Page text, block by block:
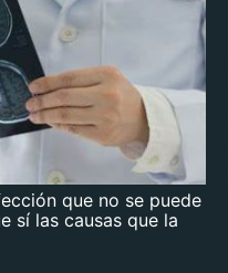
que no se puede
sí las causas que la